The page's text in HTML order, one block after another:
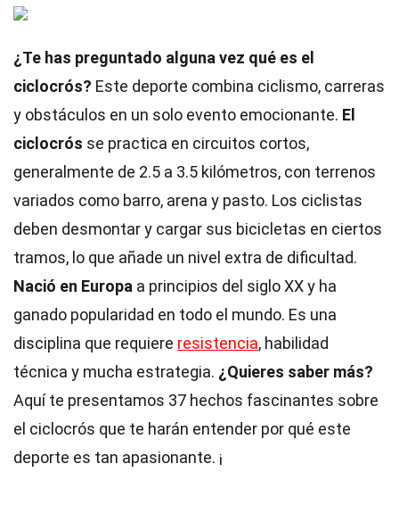
¿Te has preguntado alguna vez qué es el
ciclocrós? Este deporte combina ciclismo, carreras
y obstáculos en un solo evento emocionante. El
ciclocrós se practica en circuitos cortos,
generalmente de 2.5 a 3.5 kilómetros, con terrenos
variados como barro, arena y pasto. Los ciclistas
deben desmontar y cargar sus bicicletas en ciertos
tramos, lo que añade un nivel extra de dificultad.
Nació en Europa a principios del siglo XX y ha
ganado popularidad en todo el mundo. Es una
disciplina que requiere resistencia, habilidad
técnica y mucha estrategia. ¿Quieres saber más?
Aquí te presentamos 37 hechos fascinantes sobre
el ciclocrós que te harán entender por qué este
deporte es tan apasionante. ¡